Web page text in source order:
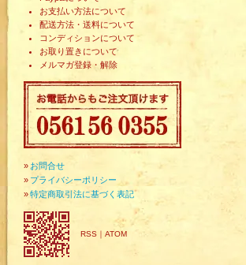
お支払い方法について
配送方法・送料について
コンディションについて
お取り置きについて
メルマガ登録・解除
» お問合せ
» プライバシーポリシー
»特定商取引法に基づく表記
RSS ｜ ATOM